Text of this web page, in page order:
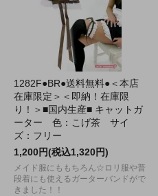
1282F●BR●送料無料●＜本店
在庫限定＞＜即納！在庫限
り！＞■国内生産■ キャットガ
ーター 色：こげ茶 サイ
ズ：フリー
1,200円(税込1,320円)
メイド服にももちろん☆ロリ服や普
段着にも使えるガーターバンドがで
きました！！